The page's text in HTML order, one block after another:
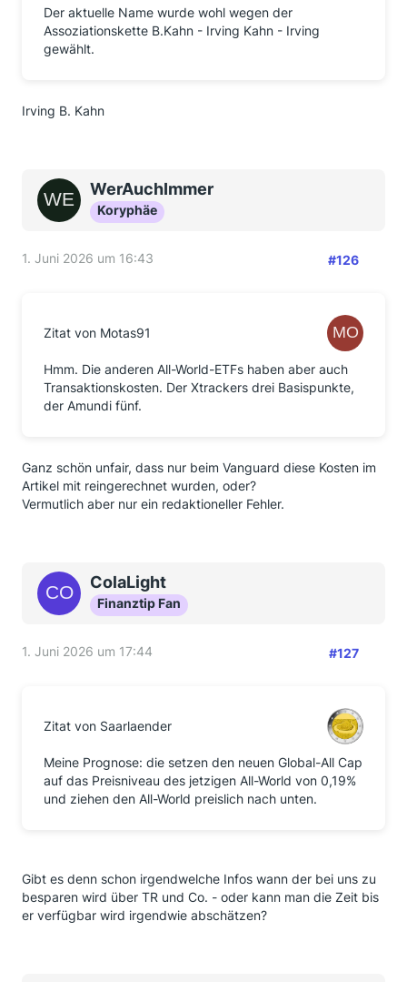
Der aktuelle Name wurde wohl wegen der
Assoziationskette B.Kahn - Irving Kahn - Irving
gewählt.
Irving B. Kahn
WerAuchImmer
Koryphäe
1. Juni 2026 um 16:43 #126
Zitat von Motas91
Hmm. Die anderen All-World-ETFs haben aber auch
Transaktionskosten. Der Xtrackers drei Basispunkte,
der Amundi fünf.
Ganz schön unfair, dass nur beim Vanguard diese Kosten im
Artikel mit reingerechnet wurden, oder?
Vermutlich aber nur ein redaktioneller Fehler.
ColaLight
Finanztip Fan
1. Juni 2026 um 17:44 #127
Zitat von Saarlaender
Meine Prognose: die setzen den neuen Global-All Cap
auf das Preisniveau des jetzigen All-World von 0,19%
und ziehen den All-World preislich nach unten.
Gibt es denn schon irgendwelche Infos wann der bei uns zu
besparen wird über TR und Co. - oder kann man die Zeit bis
er verfügbar wird irgendwie abschätzen?